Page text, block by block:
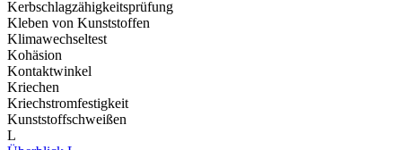
Kerbschlagzähigkeitsprüfung
Kleben von Kunststoffen
Klimawechseltest
Kohäsion
Kontaktwinkel
Kriechen
Kriechstromfestigkeit
Kunststoffschweißen
L